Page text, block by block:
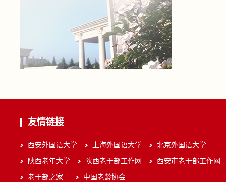
友情链接
西安外国语大学 上海外国语大学 北京外国语大学
陕西老年大学 陕西老干部工作网 西安市老干部工作网
老干部之家 中国老龄协会